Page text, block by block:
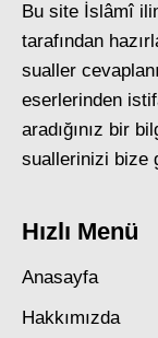
Bu site İslâmî
tarafından
sualler
eserlerinden
aradığınız bir
suallerinizi bize
Hızlı Menü
Anasayfa
Hakkımızda